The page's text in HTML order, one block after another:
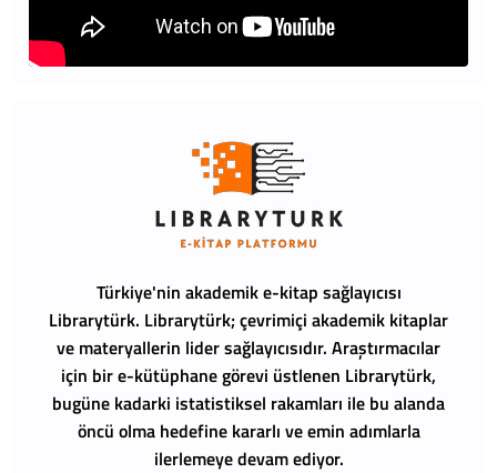
Türkiye'nin akademik e-kitap sağlayıcısı
Librarytürk. Librarytürk; çevrimiçi akademik kitaplar
ve materyallerin lider sağlayıcısıdır. Araştırmacılar
için bir e-kütüphane görevi üstlenen Librarytürk,
bugüne kadarki istatistiksel rakamları ile bu alanda
öncü olma hedefine kararlı ve emin adımlarla
ilerlemeye devam ediyor.